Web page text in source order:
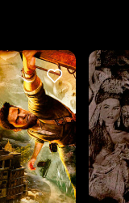
LIKE